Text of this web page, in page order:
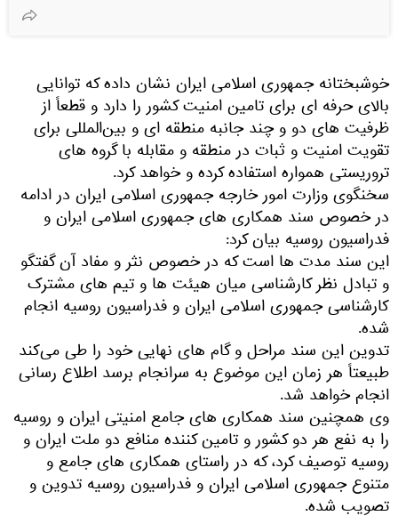
خوشبختانه جمهوری اسلامی ایران نشان داده که توانایی
بالای حرفه‌ ای برای تامین امنیت کشور را دارد و قطعاً از
ظرفیت‌ های دو و چند جانبه منطقه‌ ای و بین‌المللی برای
تقویت امنیت و ثبات در منطقه و مقابله با گروه‌ های
تروریستی همواره استفاده کرده و خواهد کرد.
سخنگوی وزارت امور خارجه جمهوری اسلامی ایران در ادامه
در خصوص سند همکاری‌ های جمهوری اسلامی ایران و
فدراسیون روسیه بیان کرد:
این سند مدت‌ ها است که در خصوص نثر و مفاد آن گفتگو
و تبادل نظر کارشناسی میان هیئت‌ ها و تیم‌ های مشترک
کارشناسی جمهوری اسلامی ایران و فدراسیون روسیه انجام
شده.
تدوین این سند مراحل و گام‌ های نهایی خود را طی می‌کند
طبیعتاً هر زمان این موضوع به سرانجام برسد اطلاع رسانی
انجام خواهد شد.
وی همچنین سند همکاری‌ های جامع امنیتی ایران و روسیه
را به نفع هر دو کشور و تامین کننده منافع دو ملت ایران و
روسیه توصیف کرد، که در راستای همکاری‌ های جامع و
متنوع جمهوری اسلامی ایران و فدراسیون روسیه تدوین و
تصویب شده.